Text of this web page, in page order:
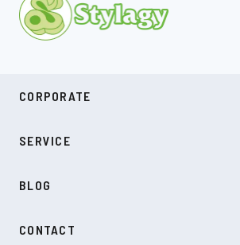
CORPORATE
COMPANY
NEWS
SERVICE
受託開発
BLOG
SDGs
CONTACT